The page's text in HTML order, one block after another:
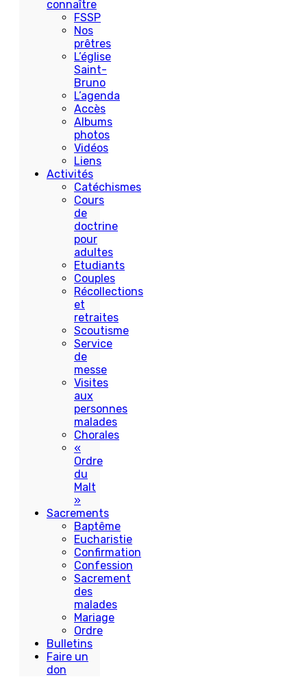
connaître
FSSP
Nos
prêtres
L’église
Saint-
Bruno
L’agenda
Accès
Albums
photos
Vidéos
Liens
Activités
Catéchismes
Cours
de
doctrine
pour
adultes
Etudiants
Couples
Récollections
et
retraites
Scoutisme
Service
de
messe
Visites
aux
personnes
malades
Chorales
«
Ordre
du
Malt
»
Sacrements
Baptême
Eucharistie
Confirmation
Confession
Sacrement
des
malades
Mariage
Ordre
Bulletins
Faire un
don